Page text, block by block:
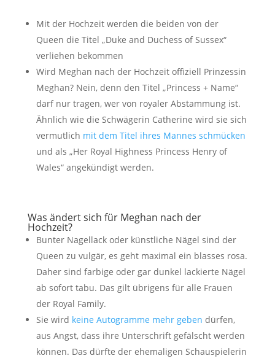
Mit der Hochzeit werden die beiden von der
Queen die Titel „Duke and Duchess of Sussex“
verliehen bekommen
Wird Meghan nach der Hochzeit offiziell Prinzessin
Meghan? Nein, denn den Titel „Princess + Name“
darf nur tragen, wer von royaler Abstammung ist.
Ähnlich wie die Schwägerin Catherine wird sie sich
vermutlich mit dem Titel ihres Mannes schmücken
und als „Her Royal Highness Princess Henry of
Wales“ angekündigt werden.
Was ändert sich für Meghan nach der
Hochzeit?
Bunter Nagellack oder künstliche Nägel sind der
Queen zu vulgär, es geht maximal ein blasses rosa.
Daher sind farbige oder gar dunkel lackierte Nägel
ab sofort tabu. Das gilt übrigens für alle Frauen
der Royal Family.
Sie wird keine Autogramme mehr geben dürfen,
aus Angst, dass ihre Unterschrift gefälscht werden
können. Das dürfte der ehemaligen Schauspielerin